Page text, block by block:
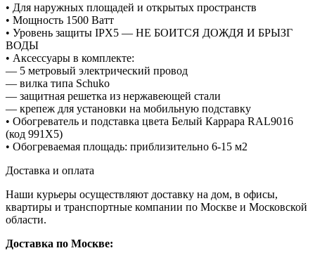
• Для наружных площадей и открытых пространств
• Мощность 1500 Ватт
• Уровень защиты IPX5 — НЕ БОИТСЯ ДОЖДЯ И БРЫЗГ
ВОДЫ
• Аксессуары в комплекте:
— 5 метровый электрический провод
— вилка типа Schuko
— защитная решетка из нержавеющей стали
— крепеж для установки на мобильную подставку
• Обогреватель и подставка цвета Белый Каррара RAL9016
(код 991X5)
• Обогреваемая площадь: приблизительно 6-15 м2
Доставка и оплата
Наши курьеры осуществляют доставку на дом, в офисы,
квартиры и транспортные компании по Москве и Московской
области.
Доставка по Москве: